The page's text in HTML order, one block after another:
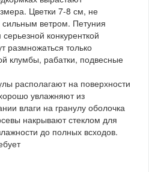
Цветки 7-8 см, не
ветром. Петуния
конкуренткой
размножаться только
клумбы, рабатки, подвесные
располагают на поверхности
увлажняют из
влаги на гранулу оболочка
накрывают стеклом для
до полных всходов.